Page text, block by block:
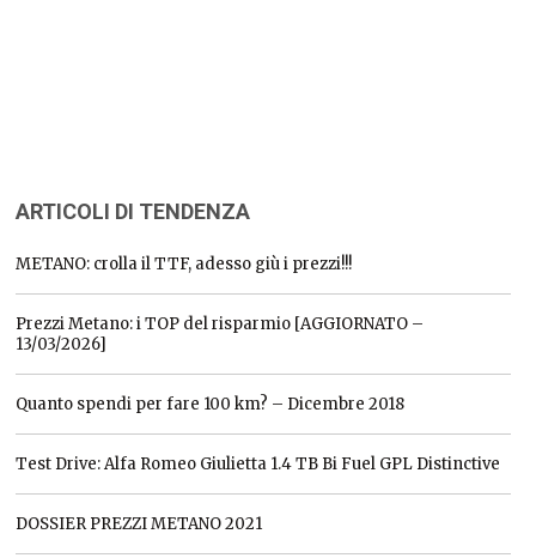
ARTICOLI DI TENDENZA
METANO: crolla il TTF, adesso giù i prezzi!!!
Prezzi Metano: i TOP del risparmio [AGGIORNATO –
13/03/2026]
Quanto spendi per fare 100 km? – Dicembre 2018
Test Drive: Alfa Romeo Giulietta 1.4 TB Bi Fuel GPL Distinctive
DOSSIER PREZZI METANO 2021